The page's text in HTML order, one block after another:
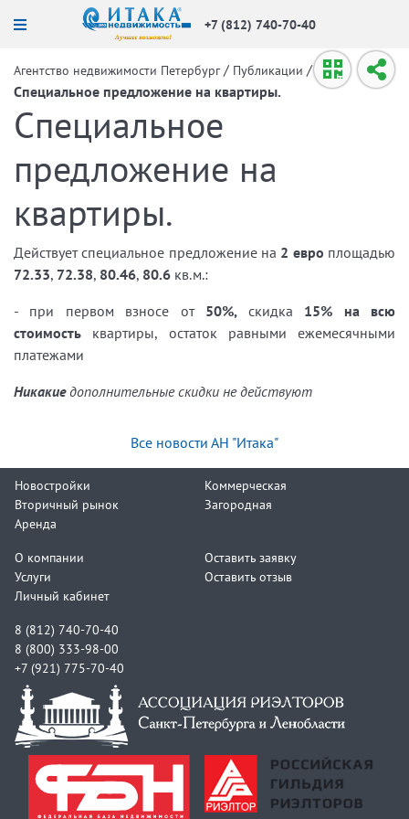
+7 (812) 740-70-40
Агентство недвижимости Петербург / Публикации /
Специальное предложение на квартиры.
Специальное
предложение на
квартиры.
Действует специальное предложение на 2 евро площадью
72.33, 72.38, 80.46, 80.6 кв.м.:
- при первом взносе
от50%, скидка 15% на всю
стоимость квартиры, остаток равными ежемесячными
платежами
Никакиедополнительные скидки не действуют
Все новости АН "Итака"
Новостройки
Вторичный рынок
Аренда
Коммерческая
Загородная
О компании
Услуги
Личный кабинет
Оставить заявку
Оставить отзыв
8 (812) 740-70-40
8 (800) 333-98-00
+7 (921) 775-70-40